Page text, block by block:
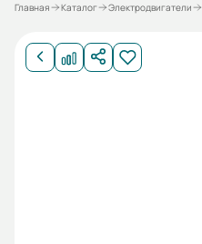
Главная Каталог Электродвигатели